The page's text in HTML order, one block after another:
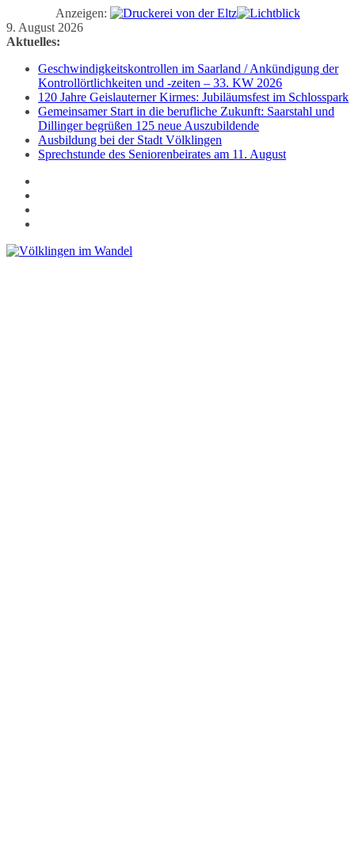
Anzeigen:
Zum
Inhalt
9. August 2026
Aktuelles:
Geschwindigkeitskontrollen im Saarland / Ankündigung der
Kontrollörtlichkeiten und -zeiten – 33. KW 2026
120 Jahre Geislauterner Kirmes: Jubiläumsfest im Schlosspark
Gemeinsamer Start in die berufliche Zukunft: Saarstahl und
Dillinger begrüßen 125 neue Auszubildende
Ausbildung bei der Stadt Völklingen
Sprechstunde des Seniorenbeirates am 11. August